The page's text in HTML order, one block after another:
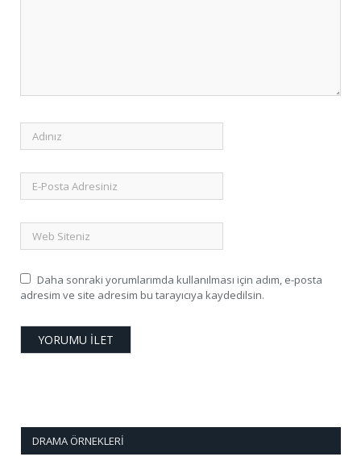
Daha sonraki yorumlarımda kullanılması için adım, e-posta
adresim ve site adresim bu tarayıcıya kaydedilsin.
DRAMA ÖRNEKLERI